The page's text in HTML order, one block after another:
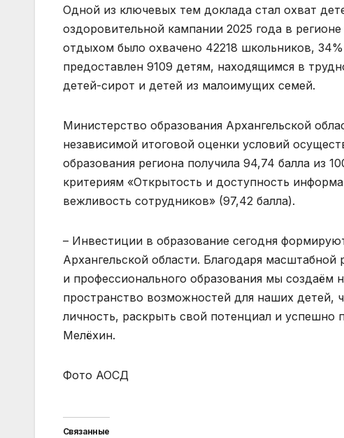
Одной из ключевых тем доклада стал охват
оздоровительной кампании 2025 года в
отдыхом было охвачено 42218 школьников,
предоставлен 9109 детям, находящимся в
детей-сирот и детей из малоимущих семей.
Министерство образования Архангельской
независимой итоговой оценки условий
образования региона получила 94,74 балла
критериям «Открытость и доступность
вежливость сотрудников» (97,42 балла).
– Инвестиции в образование сегодня
Архангельской области. Благодаря
и профессионального образования мы создаём
пространство возможностей для наших детей,
личность, раскрыть свой потенциал и успешно
Мелёхин.
Фото АОСД
Связанные